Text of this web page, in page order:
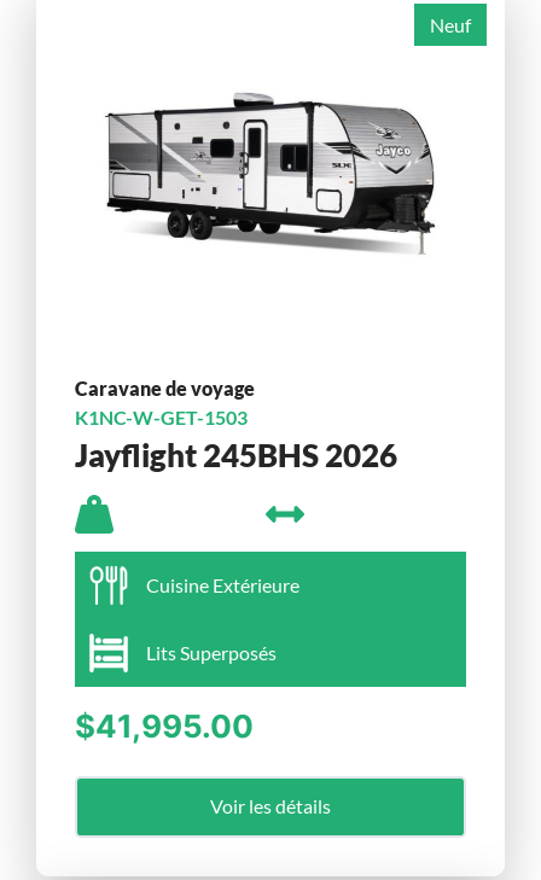
Neuf
Caravane de voyage
K1NC-W-GET-1503
Jayflight 245BHS 2026
Cuisine Extérieure
Lits Superposés
$41,995.00
Voir les détails